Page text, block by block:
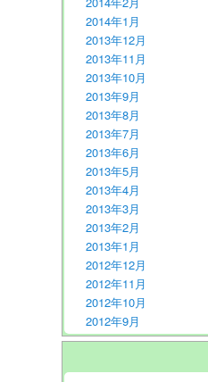
2014年1月
2013年12月
2013年11月
2013年10月
2013年9月
2013年8月
2013年7月
2013年6月
2013年5月
2013年4月
2013年3月
2013年2月
2013年1月
2012年12月
2012年11月
2012年10月
2012年9月